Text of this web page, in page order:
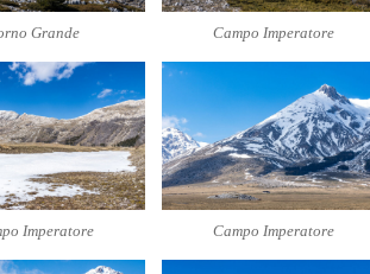
Grande Campo Imperatore
Imperatore Campo Imperatore